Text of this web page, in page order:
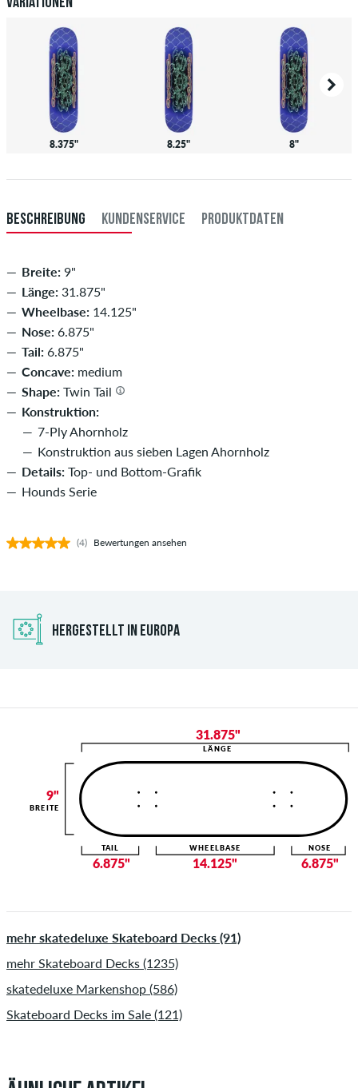
8.375" 8.25" 8"
BESCHREIBUNG KUNDENSERVICE PRODUKTDATEN
Breite: 9"
Länge: 31.875"
Wheelbase: 14.125"
Nose: 6.875"
Tail: 6.875"
Concave: medium
Shape: Twin Tail
Konstruktion:
7-Ply Ahornholz
Konstruktion aus sieben Lagen Ahornholz
Details: Top- und Bottom-Grafik
Hounds Serie
(4) Bewertungen ansehen
HERGESTELLT IN EUROPA
mehr skatedeluxe Skateboard Decks (91)
mehr Skateboard Decks (1235)
skatedeluxe Markenshop (586)
Skateboard Decks im Sale (121)
31.875"
LÄNGE
14.125"
WHEELBASE
6.875"
NOSE
6.875"
TAIL
9"
BREITE